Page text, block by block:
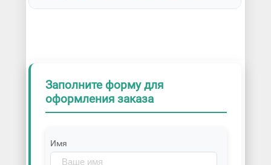
Заполните форму для
оформления заказа
Имя